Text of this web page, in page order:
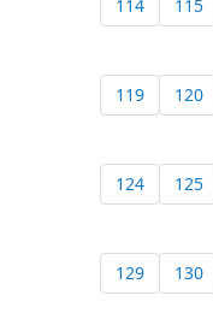
114 115
119 120
124 125
129 130